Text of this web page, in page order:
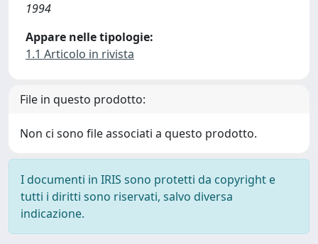
1994
Appare nelle tipologie:
1.1 Articolo in rivista
File in questo prodotto:
Non ci sono file associati a questo prodotto.
I documenti in IRIS sono protetti da copyright e
tutti i diritti sono riservati, salvo diversa
indicazione.